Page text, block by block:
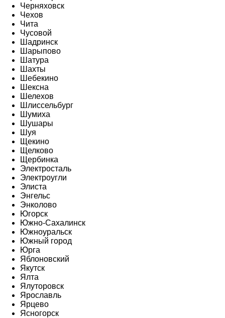
Черняховск
Чехов
Чита
Чусовой
Шадринск
Шарыпово
Шатура
Шахты
Шебекино
Шексна
Шелехов
Шлиссельбург
Шумиха
Шушары
Шуя
Щекино
Щелково
Щербинка
Электросталь
Электроугли
Элиста
Энгельс
Энколово
Югорск
Южно-Сахалинск
Южноуральск
Южный город
Юрга
Яблоновский
Якутск
Ялта
Ялуторовск
Ярославль
Ярцево
Ясногорск